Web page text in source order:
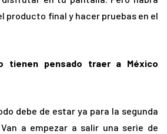
producto final y hacer pruebas en el
tienen pensado traer a México
debe de estar ya para la segunda
a empezar a salir una serie de